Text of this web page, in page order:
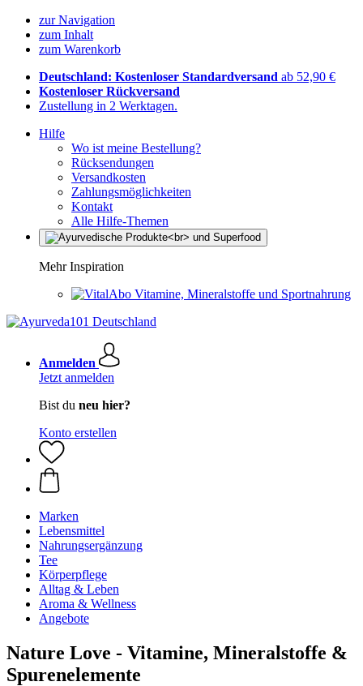
zur Navigation
zum Inhalt
zum Warenkorb
Deutschland: Kostenloser Standardversand ab 52,90 €
Kostenloser Rückversand
Zustellung in 2 Werktagen.
Hilfe
Wo ist meine Bestellung?
Rücksendungen
Versandkosten
Zahlungsmöglichkeiten
Kontakt
Alle Hilfe-Themen
Mehr Inspiration
Vitamine, Mineralstoffe und Sportnahrung
Anmelden
Jetzt anmelden
Bist du neu hier?
Konto erstellen
Marken
Lebensmittel
Nahrungsergänzung
Tee
Körperpflege
Alltag & Leben
Aroma & Wellness
Angebote
Nature Love - Vitamine, Mineralstoffe &
Spurenelemente